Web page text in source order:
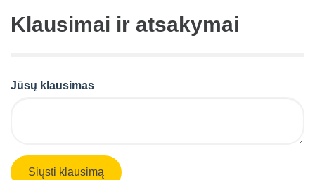
Klausimai ir atsakymai
Jūsų klausimas